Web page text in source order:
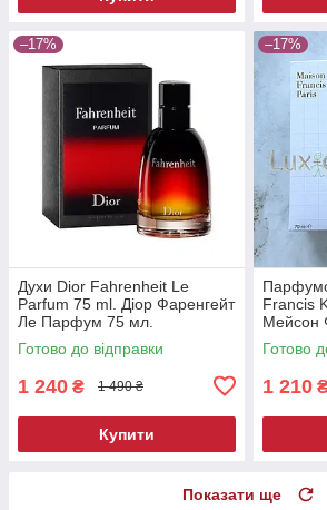
–17%
Духи Dior Fahrenheit Le
Parfum 75 ml. Діор Фаренгейт
Ле Парфум 75 мл.
Готово до відправки
1 240 ₴ 1 490 ₴
Купити
–17%
Francis
Мейсон
Курки
Готово
1 210
Показати ще